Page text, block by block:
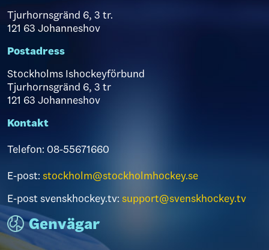
Tjurhornsgränd 6, 3 tr.
121 63 Johanneshov
Postadress
Stockholms Ishockeyförbund
Tjurhornsgränd 6, 3 tr
121 63 Johanneshov
Kontakt
Telefon: 08-55671660
E-post: stockholm@stockholmhockey.se
E-post svenskhockey.tv: support@svenskhockey.tv
Genvägar